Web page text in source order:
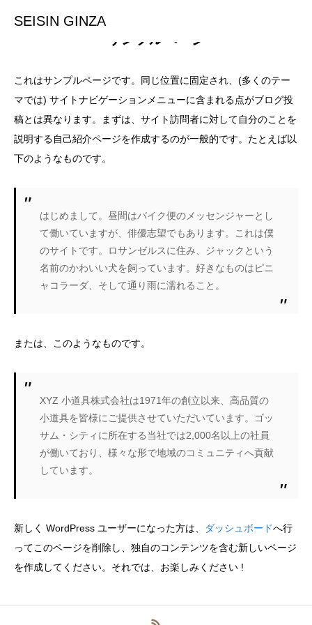
SEISIN GINZA
サンプルページ
これはサンプルページです。同じ位置に固定され、(多くのテー
マでは) サイトナビゲーションメニューに含まれる点がブログ投
稿とは異なります。まずは、サイト訪問者に対して自分のことを
説明する自己紹介ページを作成するのが一般的です。たとえば以
下のようなものです。
はじめまして。昼間はバイク便のメッセンジャーとし
て働いていますが、俳優志望でもあります。これは僕
のサイトです。ロサンゼルスに住み、ジャックという
名前のかわいい犬を飼っています。好きなものはピニ
ャコラーダ、そして通り雨に濡れること。
または、このようなものです。
XYZ 小道具株式会社は1971年の創立以来、高品質の
小道具を皆様にご提供させていただいています。ゴッ
サム・シティに所在する当社では2,000名以上の社員
が働いており、様々な形で地域のコミュニティへ貢献
しています。
新しく WordPress ユーザーになった方は、 ダッシュボードへ行
ってこのページを削除し、独自のコンテンツを含む新しいページ
を作成してください。それでは、お楽しみください !